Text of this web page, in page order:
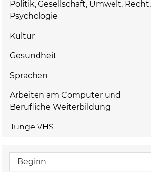
Politik, Gesellschaft, Umwelt, Recht,
Psychologie
Kultur
Gesundheit
Sprachen
Arbeiten am Computer und
Berufliche Weiterbildung
Junge VHS
Beginn